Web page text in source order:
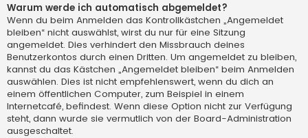
Warum werde ich automatisch abgemeldet?
Wenn du beim Anmelden das Kontrollkästchen „Angemeldet
bleiben“ nicht auswählst, wirst du nur für eine Sitzung
angemeldet. Dies verhindert den Missbrauch deines
Benutzerkontos durch einen Dritten. Um angemeldet zu bleiben,
kannst du das Kästchen „Angemeldet bleiben“ beim Anmelden
auswählen. Dies ist nicht empfehlenswert, wenn du dich an
einem öffentlichen Computer, zum Beispiel in einem
Internetcafé, befindest. Wenn diese Option nicht zur Verfügung
steht, dann wurde sie vermutlich von der Board-Administration
ausgeschaltet.